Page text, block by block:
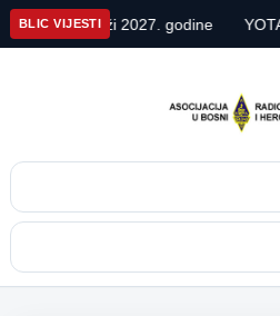
BLIC VIJESTI
2027. godine YOTA Kamp